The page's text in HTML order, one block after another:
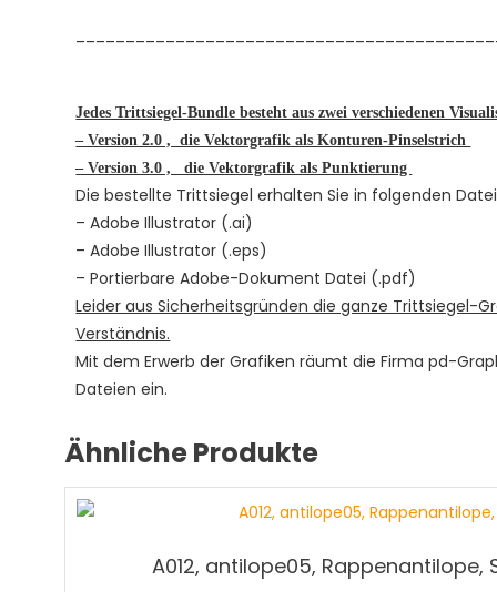
Jedes Trittsiegel-Bundle besteht aus zwei verschiedenen
– Version 2.0 , die Vektorgrafik als Konturen-Pinselstrich
– Version 3.0 , die Vektorgrafik als Punktierung
Die bestellte Trittsiegel erhalten Sie in folgenden
– Adobe Illustrator (.ai)
– Adobe Illustrator (.eps)
– Portierbare Adobe-Dokument Datei (.pdf)
Leider aus Sicherheitsgründen die ganze Trittsiegel-
Verständnis.
Mit dem Erwerb der Grafiken räumt die Firma pd-
Dateien ein.
Ähnliche Produkte
A012, antilope05,